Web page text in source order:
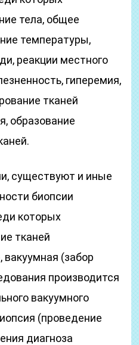
тела, общее
температуры,
реакции местного
гиперемия,
тканей
образование
существуют и иные
биопсии
которых
тканей
вакуумная (забор
производится
вакуумного
(проведение
диагноза